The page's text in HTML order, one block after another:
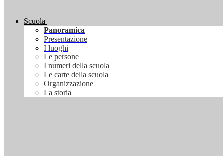
Scuola
Panoramica
Presentazione
I luoghi
Le persone
I numeri della scuola
Le carte della scuola
Organizzazione
La storia